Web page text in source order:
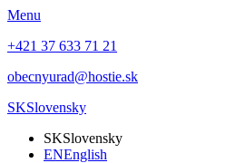
Menu
+421 37 633 71 21
obecnyurad@hostie.sk
SKSlovensky
SKSlovensky
ENEnglish